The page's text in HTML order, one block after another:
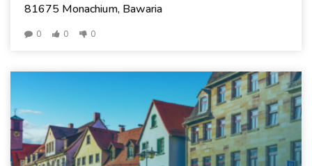
81675 Monachium, Bawaria
0 0 0